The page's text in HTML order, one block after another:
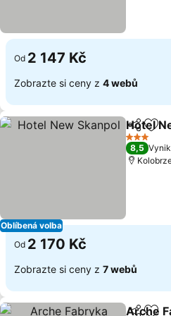
Od 2 147 Kč
Zobrazte si ceny z 4 webů
Oblíbená volba
Sdílet
Hotel
3 Počet
8,5
Od 2 170 Kč
Zobrazte si ceny z 7 webů
Arche